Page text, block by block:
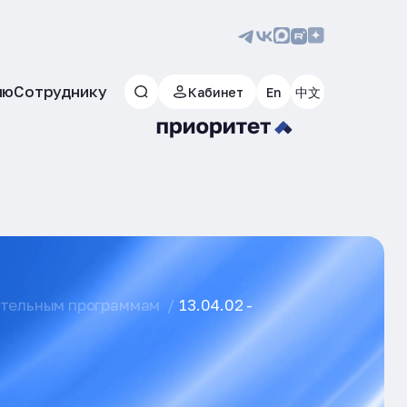
Сотруднику Кабинет En 中文
программам 13.04.02 -